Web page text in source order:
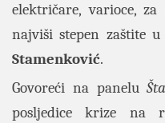
električare, varioce,
najviši stepen zaštite
Stamenković.
Govoreći na panelu
posljedice krize na